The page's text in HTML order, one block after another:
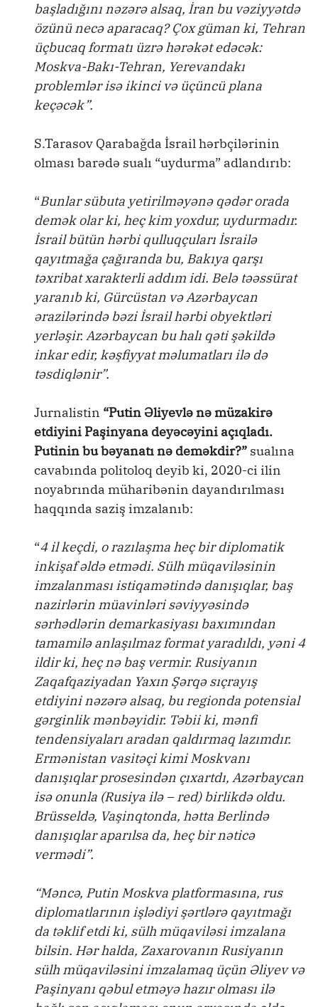
başladığını nəzərə alsaq, İran bu vəziyyətdə
özünü necə aparacaq? Çox güman ki, Tehran
üçbucaq formatı üzrə hərəkət edəcək:
Moskva-Bakı-Tehran, Yerevandakı
problemlər isə ikinci və üçüncü plana
keçəcək”.
S.Tarasov Qarabağda İsrail hərbçilərinin
olması barədə sualı “uydurma” adlandırıb:
“Bunlar sübuta yetirilməyənə qədər orada
demək olar ki, heç kim yoxdur, uydurmadır.
İsrail bütün hərbi qulluqçuları İsrailə
qayıtmağa çağıranda bu, Bakıya qarşı
təxribat xarakterli addım idi. Belə təəssürat
yaranıb ki, Gürcüstan və Azərbaycan
ərazilərində bəzi İsrail hərbi obyektləri
yerləşir. Azərbaycan bu halı qəti şəkildə
inkar edir, kəşfiyyat məlumatları ilə də
təsdiqlənir”.
Jurnalistin “Putin Əliyevlə nə müzakirə
etdiyini Paşinyana deyəcəyini açıqladı.
Putinin bu bəyanatı nə deməkdir?” sualına
cavabında politoloq deyib ki, 2020-ci ilin
noyabrında müharibənin dayandırılması
haqqında saziş imzalanıb:
“4 il keçdi, o razılaşma heç bir diplomatik
inkişaf əldə etmədi. Sülh müqaviləsinin
imzalanması istiqamətində danışıqlar, baş
nazirlərin müavinləri səviyyəsində
sərhədlərin demarkasiyası baxımından
tamamilə anlaşılmaz format yaradıldı, yəni 4
ildir ki, heç nə baş vermir. Rusiyanın
Zaqafqaziyadan Yaxın Şərqə sıçrayış
etdiyini nəzərə alsaq, bu regionda potensial
gərginlik mənbəyidir. Təbii ki, mənfi
tendensiyaları aradan qaldırmaq lazımdır.
Ermənistan vasitəçi kimi Moskvanı
danışıqlar prosesindən çıxartdı, Azərbaycan
isə onunla (Rusiya ilə – red) birlikdə oldu.
Brüsseldə, Vaşinqtonda, hətta Berlində
danışıqlar aparılsa da, heç bir nəticə
vermədi”.
“Məncə, Putin Moskva platformasına, rus
diplomatlarının işlədiyi şərtlərə qayıtmağı
da təklif etdi ki, sülh müqaviləsi imzalana
bilsin. Hər halda, Zaxarovanın Rusiyanın
sülh müqaviləsini imzalamaq üçün Əliyev və
Paşinyanı qəbul etməyə hazır olması ilə